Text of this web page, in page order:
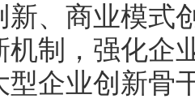
新、商业模式
机制，强化企
型企业创新骨